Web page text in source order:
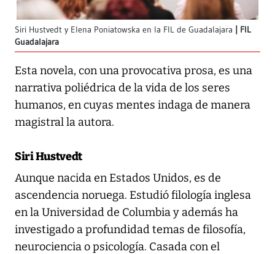
Siri Hustvedt y Elena Poniatowska en la FIL de Guadalajara
FIL
Guadalajara
Esta novela, con una provocativa prosa, es una
narrativa poliédrica de la vida de los seres
humanos, en cuyas mentes indaga de manera
magistral la autora.
Siri Hustvedt
Aunque nacida en Estados Unidos, es de
ascendencia noruega. Estudió filología inglesa
en la Universidad de Columbia y además ha
investigado a profundidad temas de filosofía,
neurociencia o psicología. Casada con el